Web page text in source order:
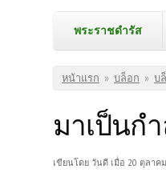
พระราชดำรัส
คุณอยู่ที่นี่
หน้าแรก » บล็อก » บ
มาเป็นก
เขียนโดย วันดี เมื่อ 20 ตุลาค